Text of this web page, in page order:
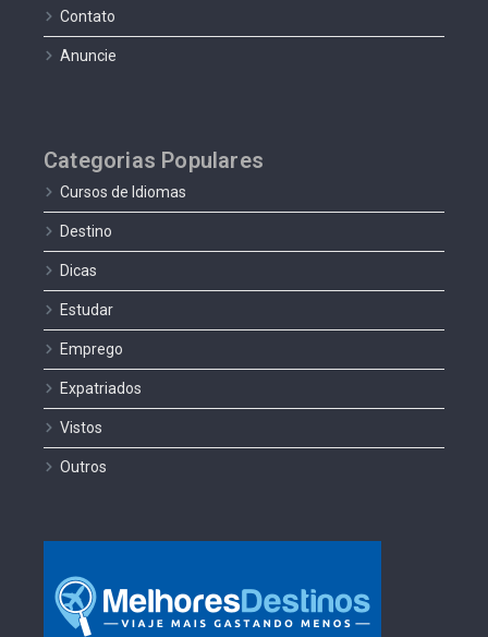
Contato
Anuncie
Categorias Populares
Cursos de Idiomas
Destino
Dicas
Estudar
Emprego
Expatriados
Vistos
Outros